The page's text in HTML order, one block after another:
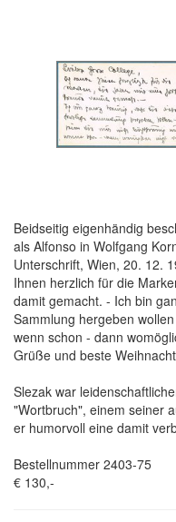
Beidseitig eigenhändig
als Alfonso in Wolfgang
Unterschrift, Wien, 20. 12.
Ihnen herzlich für die
damit gemacht. - Ich bin
Sammlung hergeben
wenn schon - dann
Grüße und beste
Slezak war
"Wortbruch", einem seiner
er humorvoll eine damit
Bestellnummer 2403-75
€ 130,-